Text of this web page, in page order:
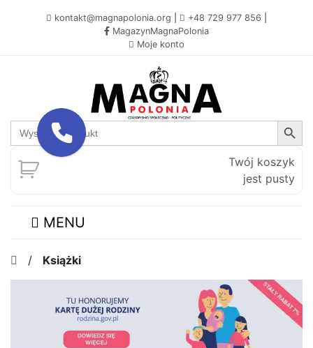
kontakt@magnapolonia.org +48 729 977 856
MagazynMagnaPolonia
Moje konto
Search
for:
Search Button
Twój koszyk
jest pusty
MENU
/ Książki